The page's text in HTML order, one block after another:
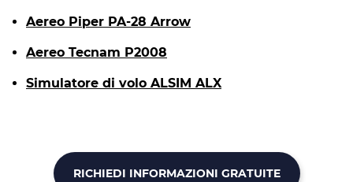
Aereo Piper PA-28 Arrow
Aereo Tecnam P2008
Simulatore di volo ALSIM ALX
RICHIEDI INFORMAZIONI GRATUITE